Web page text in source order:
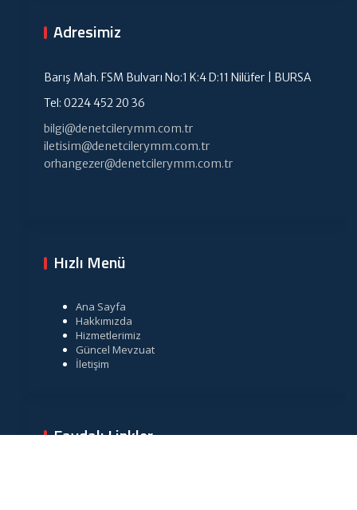
Adresimiz
Barış Mah. FSM Bulvarı No:1 K:4 D:11 Nilüfer | BURSA
Tel: 0224 452 20 36
bilgi@denetcilerymm.com.tr
iletisim@denetcilerymm.com.tr
orhangezer@denetcilerymm.com.tr
Hızlı Menü
Ana Sayfa
Hakkımızda
Hizmetlerimiz
Güncel Mevzuat
İletişim
Faydalı Linkler